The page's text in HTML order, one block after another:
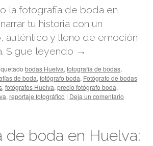
la fotografía de boda en
tu historia con un
auténtico y lleno de emoción
Sigue leyendo →
bodas Huelva, fotografía de bodas,
de boda, fotógrafo boda, Fotógrafo de bodas
, fotógrafos Huelva, precio fotógrafo boda,
, reportaje fotográfico | Deja un comentario
de boda en Huelva: